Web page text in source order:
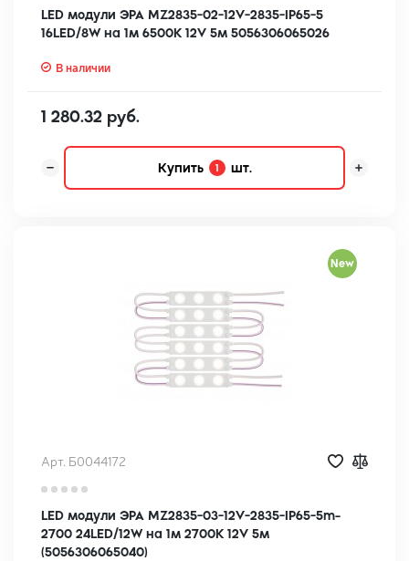
LED модули ЭРА MZ2835-02-12V-2835-IP65-5
16LED/8W на 1м 6500K 12V 5м 5056306065026
В наличии
1 280.32 руб.
Купить 1 шт.
New
Арт. Б0044172
LED модули ЭРА MZ2835-03-12V-2835-IP65-5m-
2700 24LED/12W на 1м 2700K 12V 5м
(5056306065040)